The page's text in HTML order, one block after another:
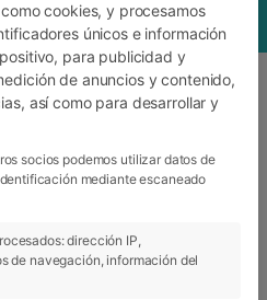
SOCIAL
cookies, y procesamos
únicos e información
para publicidad y
de anuncios y contenido,
así como para desarrollar y
socios podemos utilizar datos de
mediante escaneado
dirección IP,
de navegación, información del